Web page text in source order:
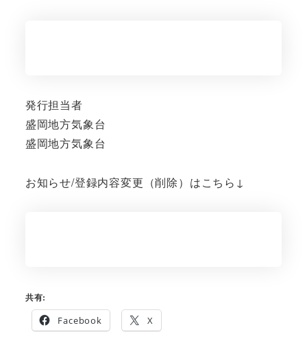
発行担当者
盛岡地方気象台
盛岡地方気象台
お知らせ/登録内容変更（削除）はこちら↓
共有:
Facebook
X